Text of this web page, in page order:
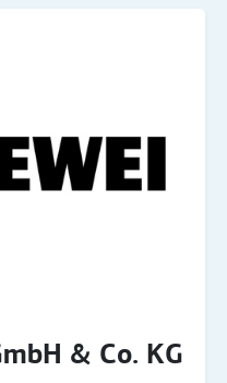
& Co. KG